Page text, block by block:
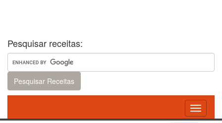
Pesquisar receitas:
Toggle